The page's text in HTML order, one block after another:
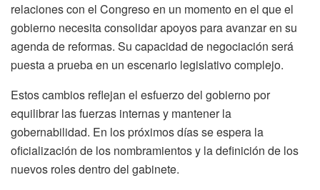
relaciones con el Congreso en un momento en el que el
gobierno necesita consolidar apoyos para avanzar en su
agenda de reformas. Su capacidad de negociación será
puesta a prueba en un escenario legislativo complejo.
Estos cambios reflejan el esfuerzo del gobierno por
equilibrar las fuerzas internas y mantener la
gobernabilidad. En los próximos días se espera la
oficialización de los nombramientos y la definición de los
nuevos roles dentro del gabinete.